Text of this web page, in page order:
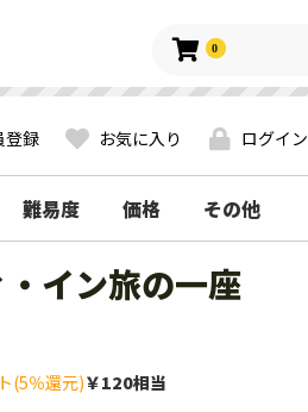
0
登録 お気に入り ログイン
難易度 価格 その他
イン旅の一座
(5％還元)￥120相当